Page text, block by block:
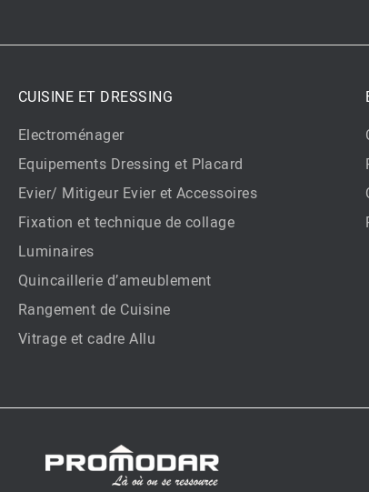
CUISINE ET DRESSING
Electroménager
Equipements Dressing et Placard
Evier/ Mitigeur Evier et Accessoires
Fixation et technique de collage
Luminaires
Quincaillerie d’ameublement
Rangement de Cuisine
Vitrage et cadre Allu